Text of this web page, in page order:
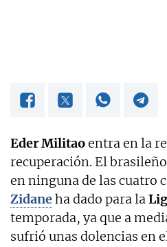
Eder Militaoentra en la
recuperación. El
en ninguna de las cuatro
Zidaneha dado para la
temporada, ya que a
sufrió unas dolencias en